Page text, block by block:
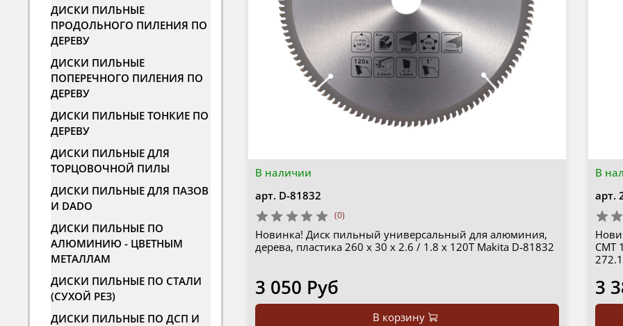
В наличии
арт. D-81832
(0)
Новинка! Диск пильный универсальный для алюминия,
дерева, пластика 260 x 30 x 2.6 / 1.8 x 120T Makita D-81832
3 050 Руб
В корзину
В
арт.
CMT
3
ДИСКИ ПИЛЬНЫЕ
ПРОДОЛЬНОГО ПИЛЕНИЯ ПО
ДЕРЕВУ
ДИСКИ ПИЛЬНЫЕ
ПОПЕРЕЧНОГО ПИЛЕНИЯ ПО
ДЕРЕВУ
ДИСКИ ПИЛЬНЫЕ ТОНКИЕ ПО
ДЕРЕВУ
ДИСКИ ПИЛЬНЫЕ ДЛЯ
ТОРЦОВОЧНОЙ ПИЛЫ
ДИСКИ ПИЛЬНЫЕ ДЛЯ ПАЗОВ
И DADO
ДИСКИ ПИЛЬНЫЕ ПО
АЛЮМИНИЮ - ЦВЕТНЫМ
МЕТАЛЛАМ
ДИСКИ ПИЛЬНЫЕ ПО СТАЛИ
(СУХОЙ РЕЗ)
ДИСКИ ПИЛЬНЫЕ ПО ДСП И